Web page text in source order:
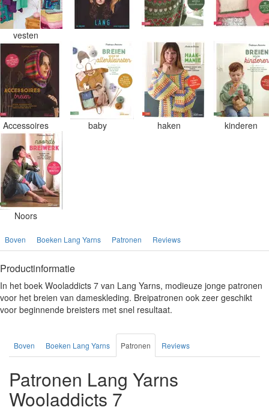
vesten
Accessoires baby haken kinderen
Noors
Boven Boeken Lang Yarns Patronen Reviews
Productinformatie
In het boek Wooladdicts 7 van Lang Yarns, modieuze jonge patronen
voor het breien van dameskleding. Breipatronen ook zeer geschikt
voor beginnende breisters met snel resultaat.
Boven Boeken Lang Yarns Patronen Reviews
Patronen Lang Yarns
Wooladdicts 7